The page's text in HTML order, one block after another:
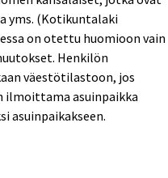
yms. (Kotikuntalaki
on otettu huomioon vain
Henkilön
väestötilastoon, jos
ilmoittama asuinpaikka
asuinpaikakseen.